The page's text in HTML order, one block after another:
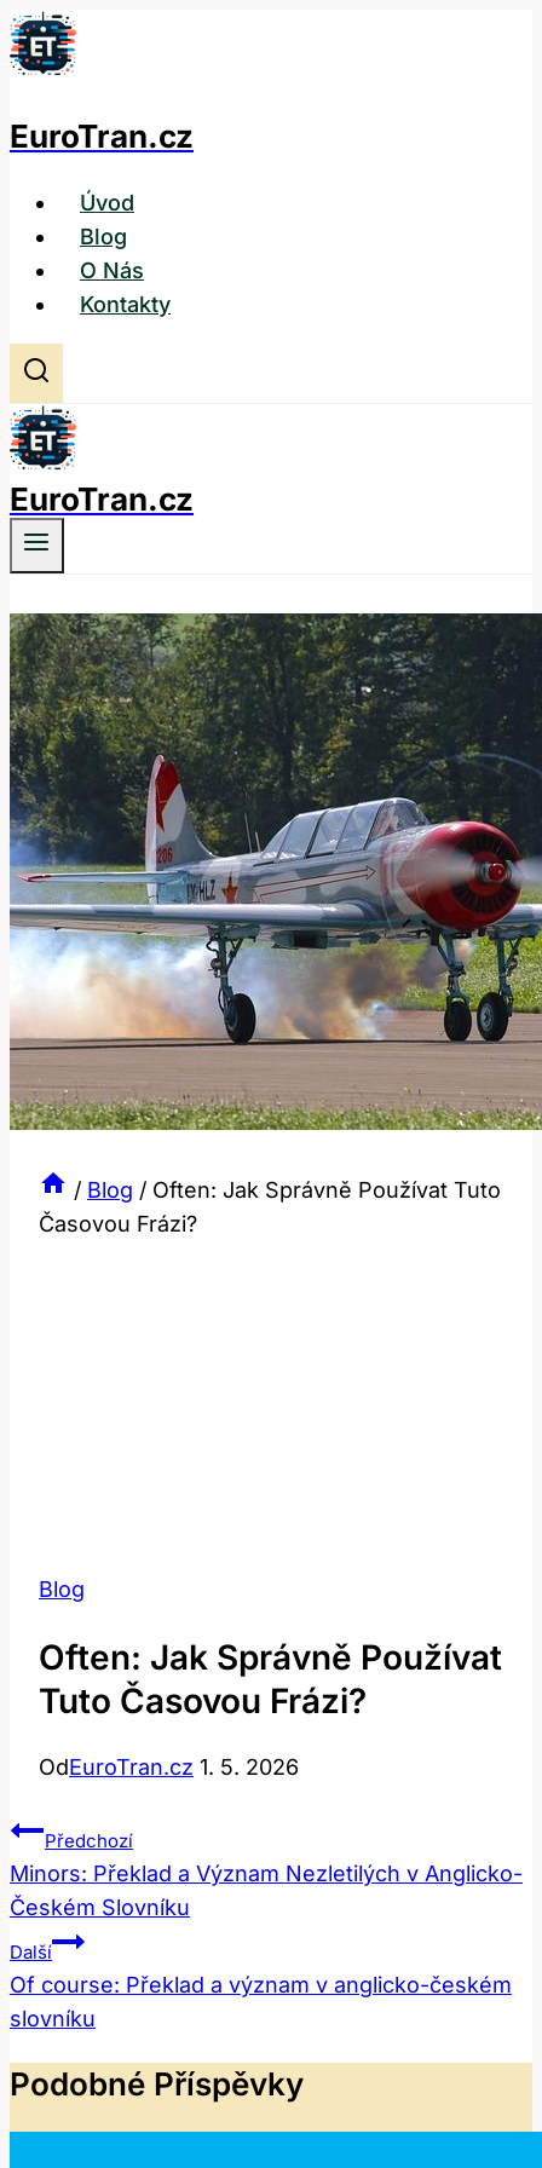
Přeskočit
na
EuroTran.cz
Úvod
Blog
O Nás
Kontakty
EuroTran.cz
/ Blog / Often: Jak Správně Používat Tuto
Časovou Frázi?
Blog
Often: Jak Správně Používat
Tuto Časovou Frázi?
OdEuroTran.cz 1. 5. 2026
Navigace
Pro
Příspěvek
Předchozí
Minors: Překlad a Význam Nezletilých v Anglicko-
Českém Slovníku
Další
Of course: Překlad a význam v anglicko-českém
slovníku
Podobné Příspěvky